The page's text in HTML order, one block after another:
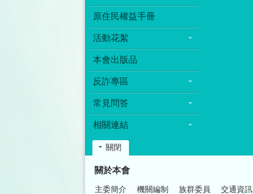
原住民權益手冊
活動花絮
本會出版品
反詐專區
常見問答
相關連結
關閉
關於本會
主委簡介 機關編制 族群委員 交通資訊